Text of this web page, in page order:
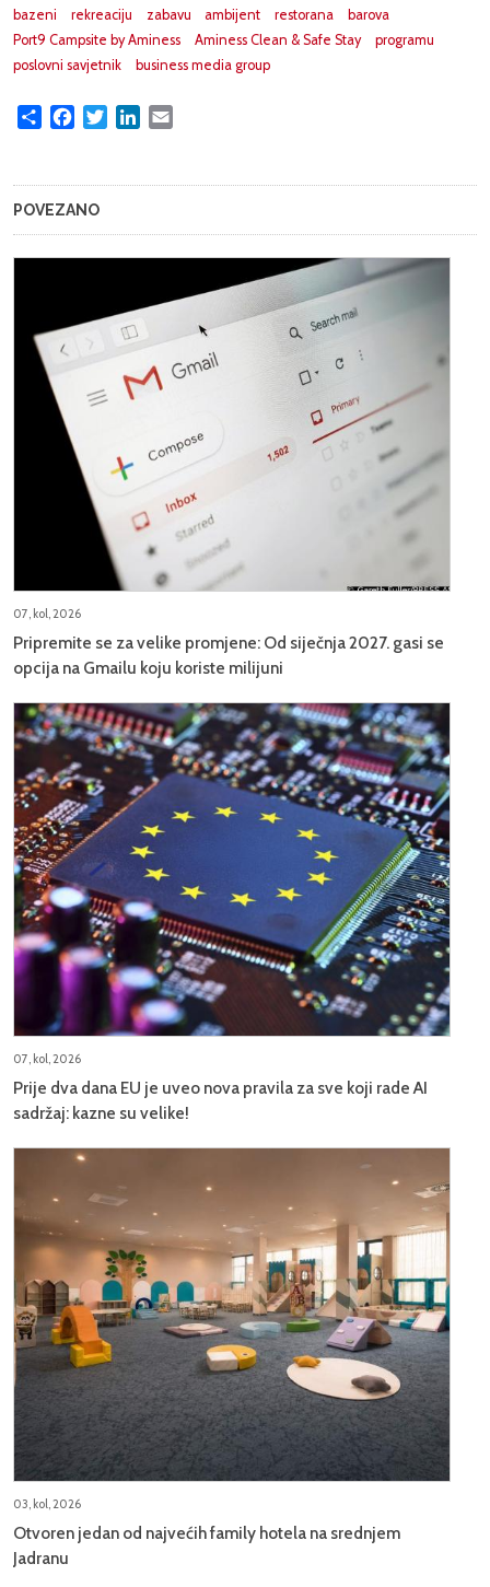
bazeni
rekreaciju zabavu ambijent restorana
barova
Port9 Campsite by Aminess
Aminess Clean & Safe Stay
programu
poslovni savjetnik
business media group
Share FacebookTwitterLinkedIn
POVEZANO
07, kol, 2026
Pripremite se za velike promjene: Od siječnja 2027. gasi se
opcija na Gmailu koju koriste milijuni
07, kol, 2026
Prije dva dana EU je uveo nova pravila za sve koji rade AI
sadržaj: kazne su velike!
03, kol, 2026
Otvoren jedan od najvećih family hotela na srednjem
Jadranu